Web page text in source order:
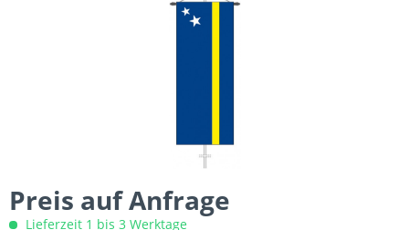
Preis auf Anfrage
Lieferzeit 1 bis 3 Werktage